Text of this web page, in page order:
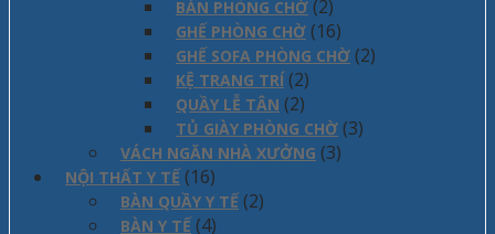
BÀN PHÒNG CHỜ (2)
GHẾ PHÒNG CHỜ (16)
GHẾ SOFA PHÒNG CHỜ (2)
KỆ TRANG TRÍ (2)
QUẦY LỄ TÂN (2)
TỦ GIÀY PHÒNG CHỜ (3)
VÁCH NGĂN NHÀ XƯỞNG (3)
NỘI THẤT Y TẾ (16)
BÀN QUẦY Y TẾ (2)
BÀN Y TẾ (4)